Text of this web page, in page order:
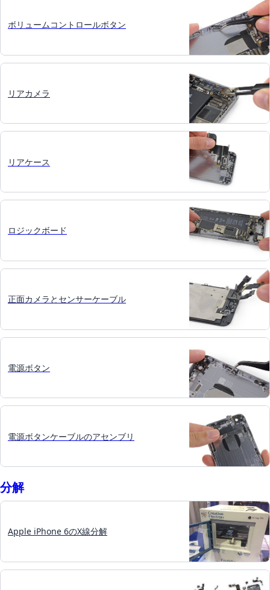
ボリュームコントロールボタン
リアカメラ
リアケース
ロジックボード
正面カメラとセンサーケーブル
電源ボタン
電源ボタンケーブルのアセンブリ
分解
Apple iPhone 6のX線分解